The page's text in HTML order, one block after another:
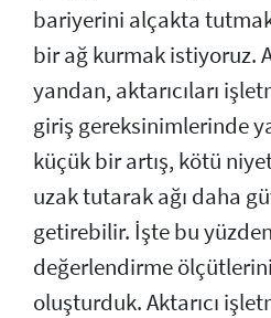
bariyerini alçakta
bir ağ kurmak istiyoruz.
yandan, aktarıcıları
giriş gereksinimlerinde
küçük bir artış, kötü
uzak tutarak ağı daha
getirebilir. İşte bu yüzden
değerlendirme ölçütlerini
oluşturduk. Aktarıcı